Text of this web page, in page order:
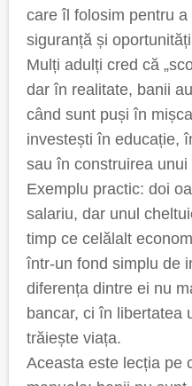
care îl folosim pentru
siguranță și
Mulți adulți cred că
dar în realitate, banii
când sunt puși în
investești în educație,
sau în construirea unui
Exemplu practic: doi
salariu, dar unul
timp ce celălalt
într-un fond simplu de
diferența dintre ei nu
bancar, ci în libertatea
trăiește viața.
Aceasta este lecția pe